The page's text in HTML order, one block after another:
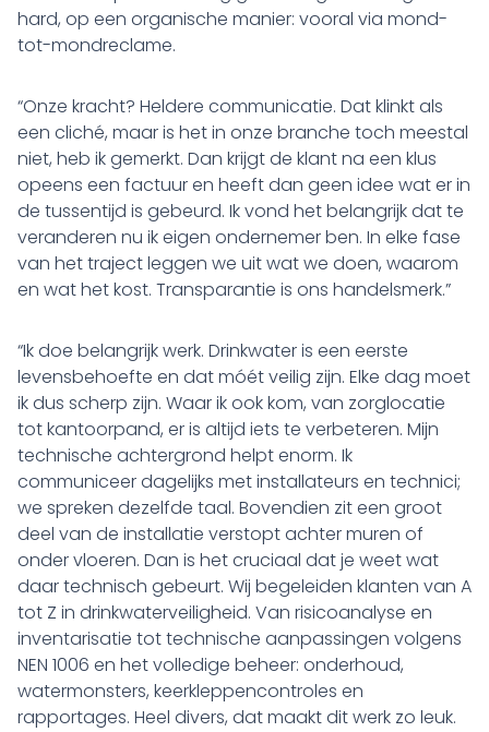
hard, op een organische manier: vooral via mond-
tot-mondreclame.
“Onze kracht? Heldere communicatie. Dat klinkt als
een cliché, maar is het in onze branche toch meestal
niet, heb ik gemerkt. Dan krijgt de klant na een klus
opeens een factuur en heeft dan geen idee wat er in
de tussentijd is gebeurd. Ik vond het belangrijk dat te
veranderen nu ik eigen ondernemer ben. In elke fase
van het traject leggen we uit wat we doen, waarom
en wat het kost. Transparantie is ons handelsmerk.”
“Ik doe belangrijk werk. Drinkwater is een eerste
levensbehoefte en dat móét veilig zijn. Elke dag moet
ik dus scherp zijn. Waar ik ook kom, van zorglocatie
tot kantoorpand, er is altijd iets te verbeteren. Mijn
technische achtergrond helpt enorm. Ik
communiceer dagelijks met installateurs en technici;
we spreken dezelfde taal. Bovendien zit een groot
deel van de installatie verstopt achter muren of
onder vloeren. Dan is het cruciaal dat je weet wat
daar technisch gebeurt. Wij begeleiden klanten van A
tot Z in drinkwaterveiligheid. Van risicoanalyse en
inventarisatie tot technische aanpassingen volgens
NEN 1006 en het volledige beheer: onderhoud,
watermonsters, keerkleppencontroles en
rapportages. Heel divers, dat maakt dit werk zo leuk.